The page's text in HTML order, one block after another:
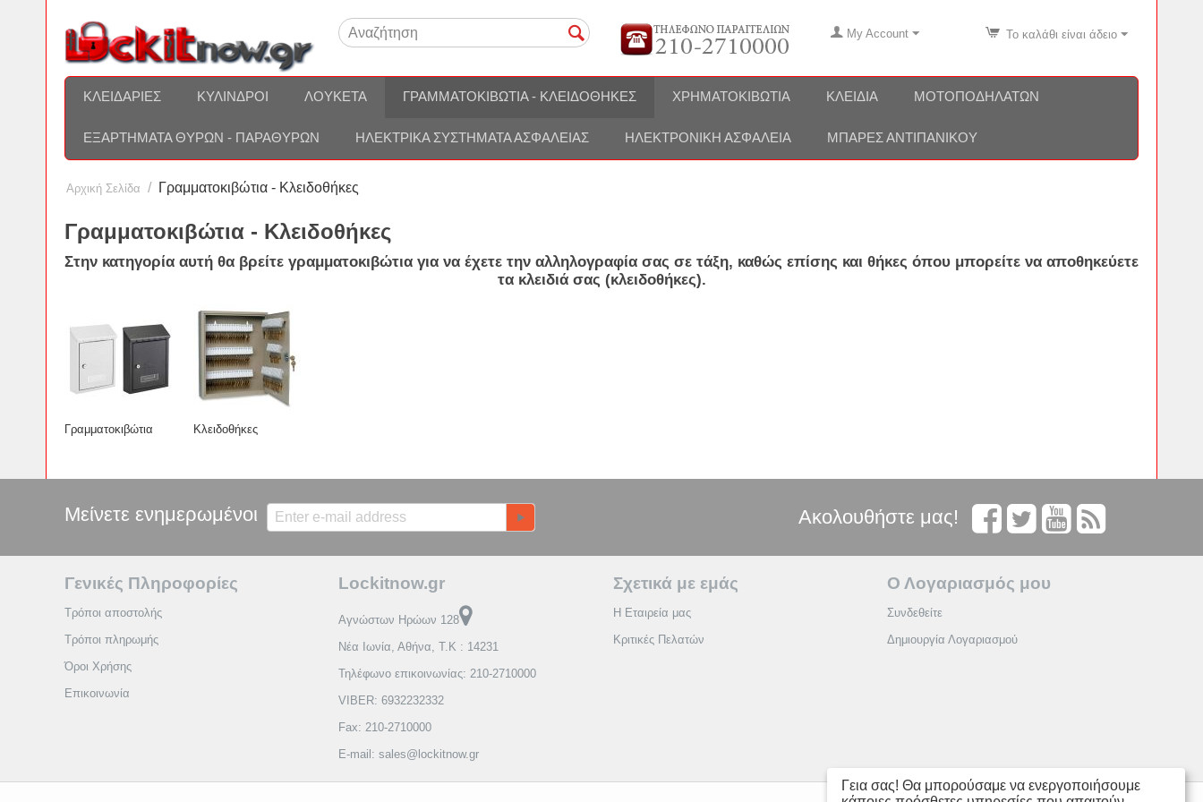
My Account Το καλάθι είναι άδειο
ΚΛΕΙΔΑΡΙΈΣ ΚΎΛΙΝΔΡΟΙ ΛΟΥΚΈΤΑ ΓΡΑΜΜΑΤΟΚΙΒΏΤΙΑ - ΚΛΕΙΔΟΘΉΚΕΣ ΧΡΗΜΑΤΟΚΙΒΏΤΙΑ ΚΛΕΙΔΙΆ ΜΟΤΟΠΟΔΗΛΆΤΩΝ
ΕΞΑΡΤΉΜΑΤΑ ΘΥΡΏΝ - ΠΑΡΑΘΎΡΩΝ ΗΛΕΚΤΡΙΚΆ ΣΥΣΤΉΜΑΤΑ ΑΣΦΑΛΕΊΑΣ ΗΛΕΚΤΡΟΝΙΚΉ ΑΣΦΆΛΕΙΑ ΜΠΆΡΕΣ ΑΝΤΙΠΑΝΙΚΟΎ
Αρχική Σελίδα / Γραμματοκιβώτια - Κλειδοθήκες
Γραμματοκιβώτια - Κλειδοθήκες
Στην κατηγορία αυτή θα βρείτε γραμματοκιβώτια για να έχετε την αλληλογραφία σας σε τάξη, καθώς επίσης και θήκες όπου μπορείτε να αποθηκεύετε
τα κλειδιάσας (κλειδοθήκες).
Γραμματοκιβώτια Κλειδοθήκες
Μείνετε ενημερωμένοι Ακολουθήστε μας!
Γενικές Πληροφορίες
Τρόποι αποστολής
Τρόποι πληρωμής
Όροι Χρήσης
Επικοινωνία
Lockitnow.gr
Αγνώστων Ηρώων 128
Νέα Ιωνία, Αθήνα, Τ.Κ : 14231
Τηλέφωνο επικοινωνίας: 210-2710000
VIBER: 6932232332
Fax: 210-2710000
E-mail: sales@lockitnow.gr
Σχετικά με εμάς
Η Εταιρεία μας
Κριτικές Πελατών
Ο Λογαριασμός μου
Συνδεθείτε
Δημιουργία Λογαριασμού
Γεια σας! Θα μπορούσαμε να ενεργοποιήσουμε